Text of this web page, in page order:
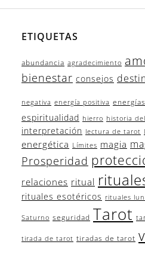
ETIQUETAS
abundancia agradecimiento
bienestar consejos
negativa energía positiva energías
espiritualidad hierro historia
interpretación lectura de tarot
energética Límites magia
Prosperidad
relaciones ritual
rituales esotéricos rituales
Saturno seguridad Tarot
tirada de tarot tiradas de tarot